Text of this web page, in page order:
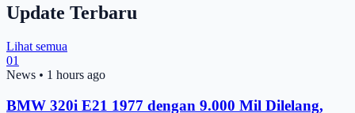
Update Terbaru
Lihat semua
01
News • 1 hours ago
BMW 320i E21 1977 dengan 9.000 Mil Dilelang,